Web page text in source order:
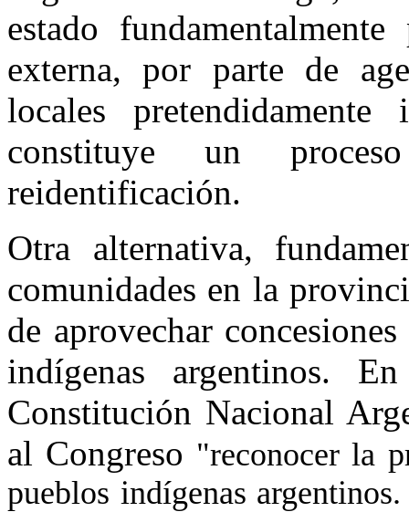
estado
externa, por parte de
locales
constituye un
reidentificación.
Otra alternativa,
comunidades en la
de aprovechar
indígenas argentinos.
Constitución Nacional
al Congreso "reconocer la
pueblos indígenas